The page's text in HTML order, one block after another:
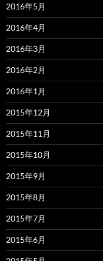
2016年5月
2016年4月
2016年3月
2016年2月
2016年1月
2015年12月
2015年11月
2015年10月
2015年9月
2015年8月
2015年7月
2015年6月